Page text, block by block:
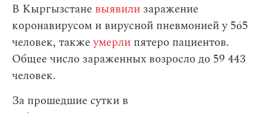
В Кыргызстане выявили заражение
коронавирусом и вирусной пневмонией у 565
человек, такжеумерли пятеро пациентов.
Общее число зараженных возросло до 59 443
человек.
За прошедшие сутки в